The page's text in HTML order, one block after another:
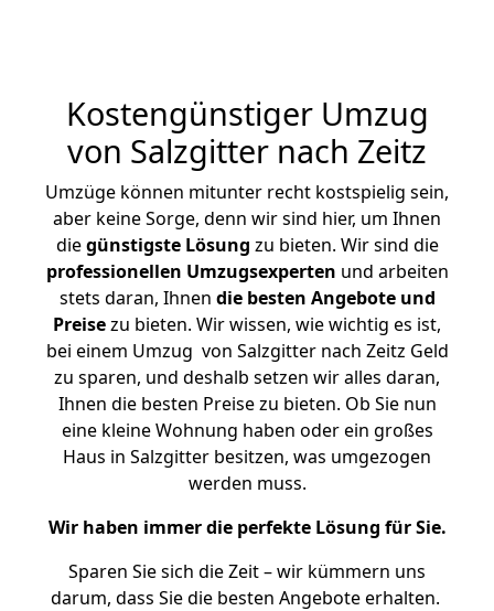
Kostengünstiger Umzug
von Salzgitter nach Zeitz
Umzüge können mitunter recht kostspielig sein,
aber keine Sorge, denn wir sind hier, um Ihnen
diegünstigste Lösung zu bieten. Wir sind die
professionellen Umzugsexperten und arbeiten
stets daran, Ihnen die besten Angebote und
Preisezu bieten. Wir wissen, wie wichtig es ist,
bei einem Umzug von Salzgitter nach Zeitz Geld
zu sparen, und deshalb setzen wir alles daran,
Ihnen die besten Preise zu bieten. Ob Sie nun
eine kleine Wohnung haben oder ein großes
Haus in Salzgitter besitzen, was umgezogen
werden muss.
Wir haben immer die perfekte Lösung für Sie.
Sparen Sie sich die Zeit – wir kümmern uns
darum, dass Sie die besten Angebote erhalten.